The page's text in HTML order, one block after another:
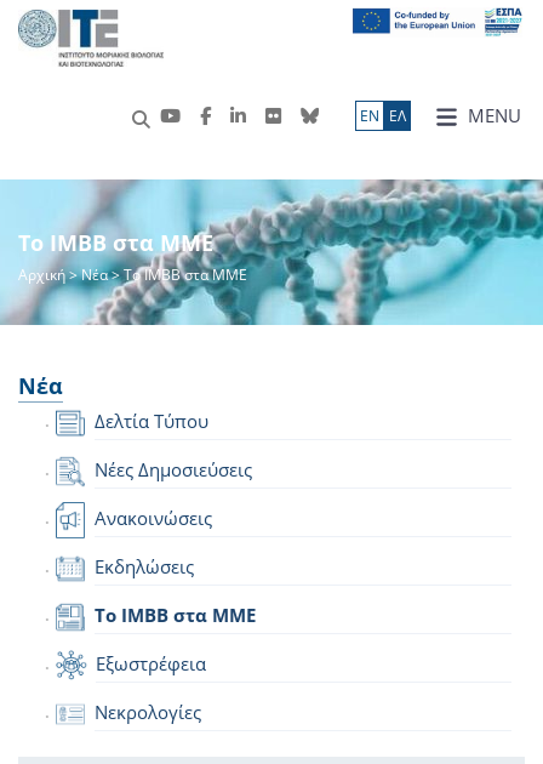
MENU
ΕN ΕΛ
Το IMBB στα ΜΜΕ
Αρχική>Νέα> Το IMBB στα ΜΜΕ
Νέα
Δελτία Τύπου
Νέες Δημοσιεύσεις
Ανακοινώσεις
Εκδηλώσεις
Το IMBB στα ΜΜΕ
Εξωστρέφεια
Νεκρολογίες